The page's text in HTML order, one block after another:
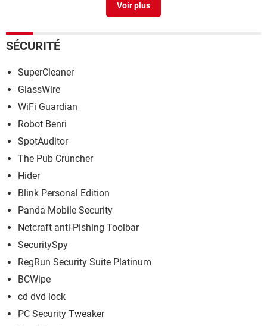
Application word et excel gratuit> Guide
SÉCURITÉ
SuperCleaner
GlassWire
WiFi Guardian
Robot Benri
SpotAuditor
The Pub Cruncher
Hider
Blink Personal Edition
Panda Mobile Security
Netcraft anti-Pishing Toolbar
SecuritySpy
RegRun Security Suite Platinum
BCWipe
cd dvd lock
PC Security Tweaker